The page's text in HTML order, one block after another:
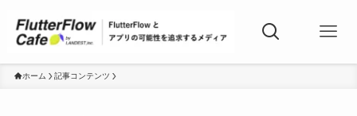
ホーム 記事コンテンツ